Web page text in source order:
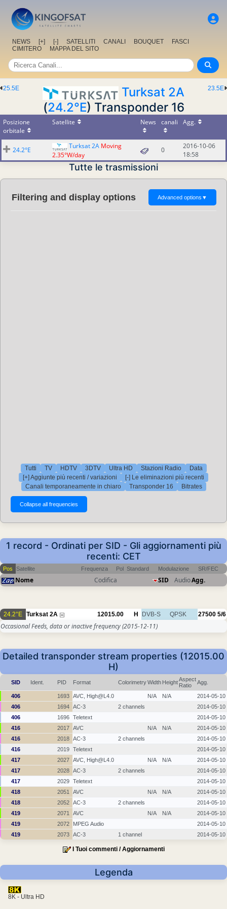
NEWS [+] [-] SATELLITI CANALI BOUQUET
FASCI
CIMITERO
MAPPA DEL SITO
23.5E
25.5E
Turksat 2A
(24.2°E) Transponder 16
Posizione
orbitale
Satellite News canali Agg.
24.2°E Turksat 2A Moving
2.35°W/day
0
2016-10-06
18:58
Tutte le trasmissioni
Filtering and display options Advanced options ▼
Tutti TV HDTV 3DTV Ultra HD Stazioni Radio
Data
[+] Aggiunte più recenti / variazioni
[-] Le eliminazioni più recenti
Canali temporaneamente in chiaro
Transponder 16 Bitrates
1 record - Ordinati per SID - Gli aggiornamenti più
recenti: CET
Pos Satellite Frequenza Pol Standard Modulazione SR/FEC
Nome Codifica SID AudioAgg.
24.2°E Turksat 2A 12015.00 H DVB-S QPSK 27500 5/6
Occasional Feeds, data or inactive frequency(2015-12-11)
Detailed transponder stream properties (12015.00
H)
SID Ident. PID Format ColorimetryWidth HeightAspect
Ratio
Agg.
406 1693 AVC, High@L4.0 N/A N/A
2014-05-10
406
1694 AC-3 2 channels
2014-05-10
406
1696 Teletext
2014-05-10
416
2017 AVC N/A N/A
2014-05-10
416
2018 AC-3 2 channels
2014-05-10
416
2019 Teletext
2014-05-10
417
2027 AVC, High@L4.0 N/A N/A
2014-05-10
417
2028 AC-3 2 channels
2014-05-10
417
2029 Teletext
2014-05-10
418
2051 AVC N/A N/A
2014-05-10
418
2052 AC-3 2 channels
2014-05-10
419
2071 AVC N/A N/A
2014-05-10
419
2072 MPEG Audio
2014-05-10
419
2073 AC-3 1 channel 2014-05-10
I Tuoi commenti / Aggiornamenti
Legenda
8K - Ultra HD